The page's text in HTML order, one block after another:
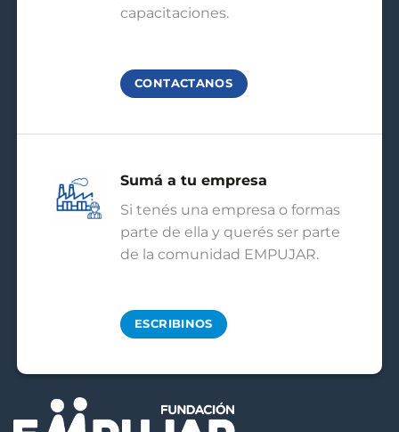
capacitaciones.
CONTACTANOS
Sumá a tu empresa
Si tenés una empresa o formas
parte de ella y querés ser parte
de la comunidad EMPUJAR.
ESCRIBINOS